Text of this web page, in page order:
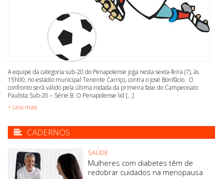
A equipe da categoria sub-20 do Penapolense joga nesta sexta-feira (7), às
15h00, no estádio municipal Tenente Carriço, contra o José Bonifácio. O
confronto será válido pela última rodada da primeira fase do Campeonato
Paulista Sub-20 – Série B. O Penapolense lid [...]
+ Leia mais
CADERNOS
SAÚDE
Mulheres com diabetes têm de
redobrar cuidados na menopausa